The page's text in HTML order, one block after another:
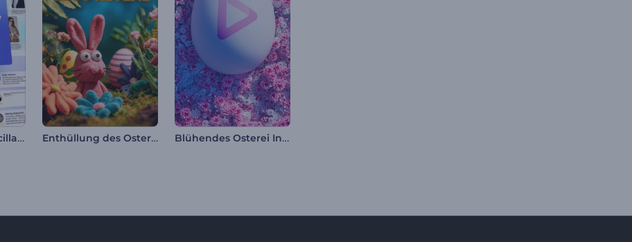
Presentación sencilla para empresas Enthüllung des Oster-Logos aus Ton Blühendes Osterei Intro